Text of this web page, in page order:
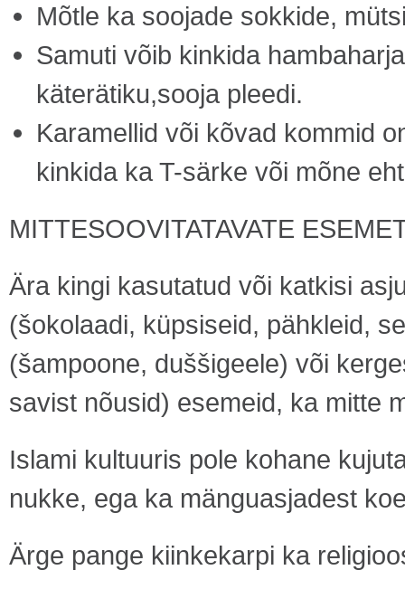
Mõtle ka soojade sokkide,
Samuti võib kinkida
käterätiku,sooja pleedi.
Karamellid või kõvad kommid
kinkida ka T-särke või mõne
MITTESOOVITATAVATE
Ära kingi kasutatud või katkisi
(šokolaadi, küpsiseid, pähkleid,
(šampoone, duššigeele) või
savist nõusid) esemeid, ka mitte
Islami kultuuris pole kohane
nukke, ega ka mänguasjadest
Ärge pange kiinkekarpi ka